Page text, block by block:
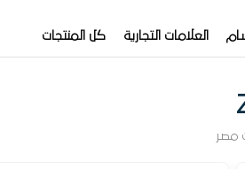
العلامات التجارية كل المنتجات
مصر